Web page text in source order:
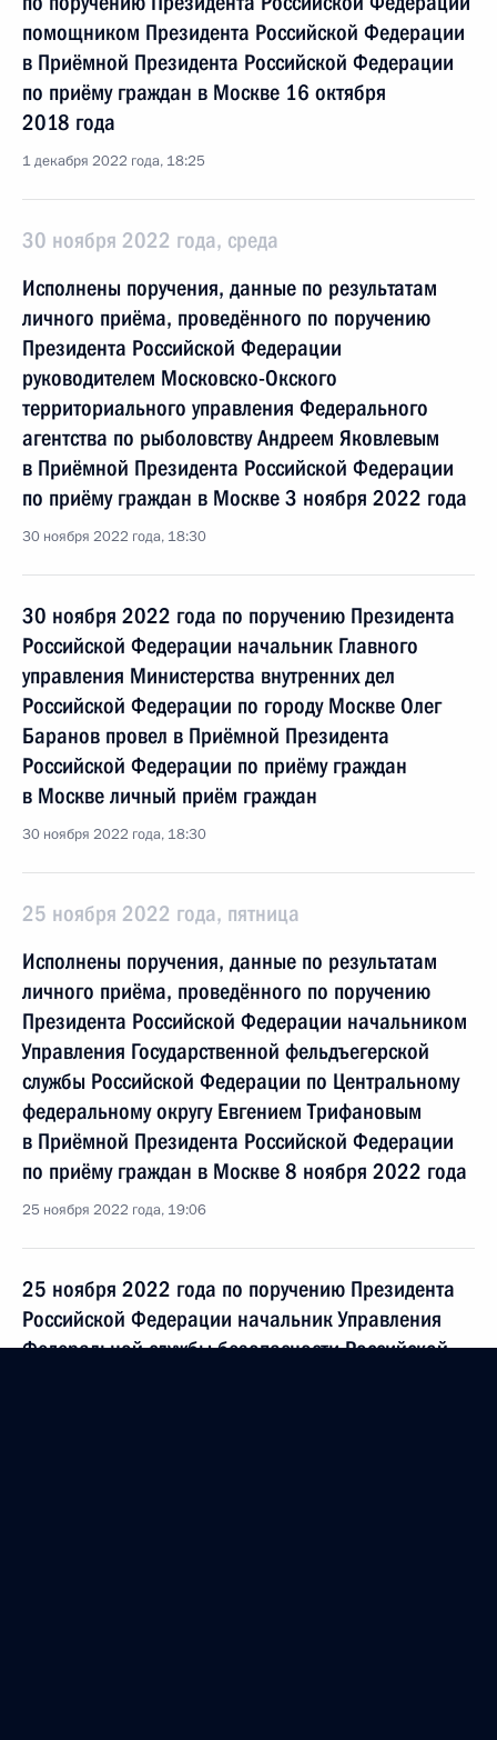
помощником Президента Российской Федерации
в Приёмной Президента Российской Федерации
по приёму граждан в Москве 16 октября
2018 года
1 декабря 2022 года, 18:25
30 ноября 2022 года, среда
Исполнены поручения, данные по результатам
личного приёма, проведённого по поручению
Президента Российской Федерации
руководителем Московско-Окского
территориального управления Федерального
агентства по рыболовству Андреем Яковлевым
в Приёмной Президента Российской Федерации
по приёму граждан в Москве 3 ноября 2022 года
30 ноября 2022 года, 18:30
30 ноября 2022 года по поручению Президента
Российской Федерации начальник Главного
управления Министерства внутренних дел
Российской Федерации по городу Москве Олег
Баранов провел в Приёмной Президента
Российской Федерации по приёму граждан
в Москве личный приём граждан
30 ноября 2022 года, 18:30
25 ноября 2022 года, пятница
Исполнены поручения, данные по результатам
личного приёма, проведённого по поручению
Президента Российской Федерации начальником
Управления Государственной фельдъегерской
службы Российской Федерации по Центральному
федеральному округу Евгением Трифановым
в Приёмной Президента Российской Федерации
по приёму граждан в Москве 8 ноября 2022 года
25 ноября 2022 года, 19:06
25 ноября 2022 года по поручению Президента
Российской Федерации начальник Управления
Федеральной службы безопасности Российской